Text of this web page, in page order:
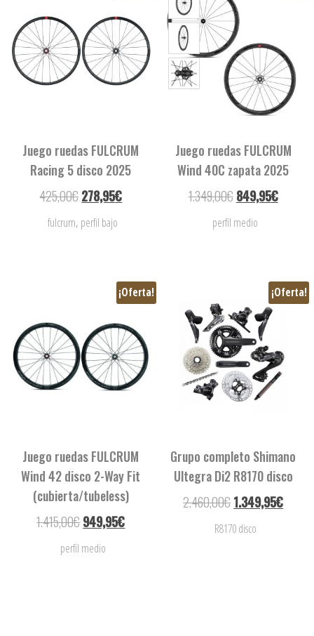
Juego ruedas FULCRUM
Racing 5 disco 2025
425,00€278,95€
fulcrum, perfil bajo
Juego ruedas FULCRUM
Wind 40C zapata 2025
1.349,00€ 849,95€
perfil medio
¡Oferta!
Juego ruedas FULCRUM
Wind 42 disco 2-Way Fit
(cubierta/tubeless)
1.415,00€949,95€
perfil medio
¡Oferta!
Grupo completo Shimano
Ultegra Di2 R8170 disco
2.460,00€1.349,95€
R8170 disco